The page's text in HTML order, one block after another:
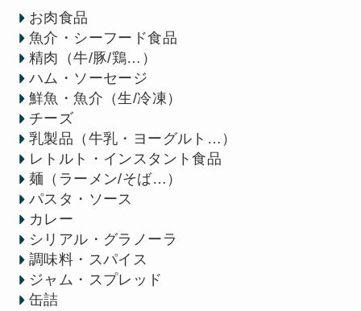
お肉食品
魚介・シーフード食品
精肉（牛/豚/鶏…）
ハム・ソーセージ
鮮魚・魚介（生/冷凍）
チーズ
乳製品（牛乳・ヨーグルト…）
レトルト・インスタント食品
麺（ラーメン/そば…）
パスタ・ソース
カレー
シリアル・グラノーラ
調味料・スパイス
ジャム・スプレッド
缶詰